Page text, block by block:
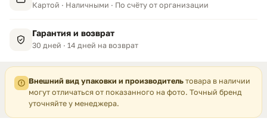
Картой · Наличными · По счёту от организации
Гарантия и возврат
30 дней · 14 дней на возврат
Внешний вид упаковки и производитель товара в наличии
могут отличаться от показанного на фото. Точный бренд
уточняйте у менеджера.